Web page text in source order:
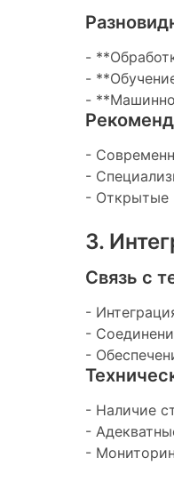
-
-
-
-
-
- Открытые
3.
Связь с
-
-
-
- Наличие
-
-